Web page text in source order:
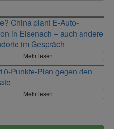
China plant E-Auto-
in Eisenach – auch andere
im Gespräch
Mehr lesen
Punkte-Plan gegen den
Mehr lesen